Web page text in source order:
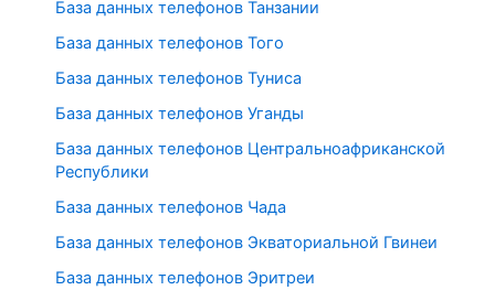
База данных телефонов Танзании
База данных телефонов Того
База данных телефонов Туниса
База данных телефонов Уганды
База данных телефонов Центральноафриканской
Республики
База данных телефонов Чада
База данных телефонов Экваториальной Гвинеи
База данных телефонов Эритреи